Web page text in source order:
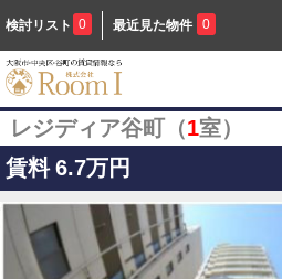
検討リスト 0 最近見た物件 0
レジディア谷町（1室）
賃料 6.7万円